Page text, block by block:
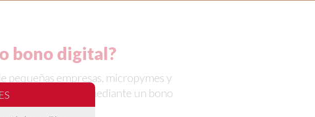
bono digital?
empresas, micropymes y
español, mediante un bono
y 12.000 euros